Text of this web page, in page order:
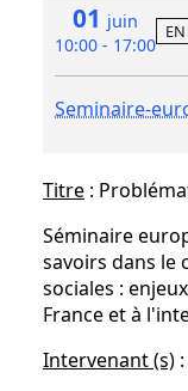
01 juin
10:00 - 17:00
Seminaire-
Titre :
Séminaire
savoirs dans le
sociales :
France et à
Intervenant (s) :